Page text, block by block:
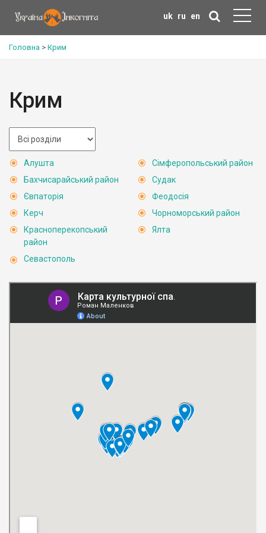
uk ru en
Головна > Крим
Крим
Алушта
Бахчисарайський район
Євпаторія
Керч
Красноперекопський
район
Севастополь
Сімферопольський район
Судак
Феодосія
Чорноморський район
Ялта